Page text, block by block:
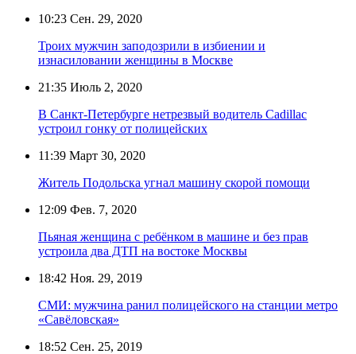
10:23 Сен. 29, 2020
Троих мужчин заподозрили в избиении и
изнасиловании женщины в Москве
21:35 Июль 2, 2020
В Санкт-Петербурге нетрезвый водитель Cadillac
устроил гонку от полицейских
11:39 Март 30, 2020
Житель Подольска угнал машину скорой помощи
12:09 Фев. 7, 2020
Пьяная женщина с ребёнком в машине и без прав
устроила два ДТП на востоке Москвы
18:42 Ноя. 29, 2019
СМИ: мужчина ранил полицейского на станции метро
«Савёловская»
18:52 Сен. 25, 2019